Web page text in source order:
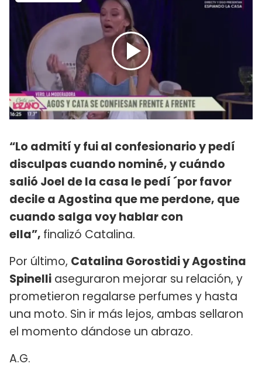
“Lo admití y fui al confesionario y pedí
disculpas cuando nominé, y cuándo
salió Joel de la casa le pedí ´por favor
decile a Agostina que me perdone, que
cuando salga voy hablar con
ella”, finalizó Catalina.
Por último, Catalina Gorostidi y Agostina
Spinelli aseguraron mejorar su relación, y
prometieron regalarse perfumes y hasta
una moto. Sin ir más lejos, ambas sellaron
el momento dándose un abrazo.
A.G.